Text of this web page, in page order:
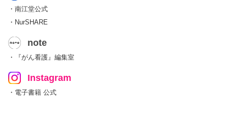
・南江堂公式
・NurSHARE
note
・『がん看護』編集室
Instagram
・電子書籍 公式